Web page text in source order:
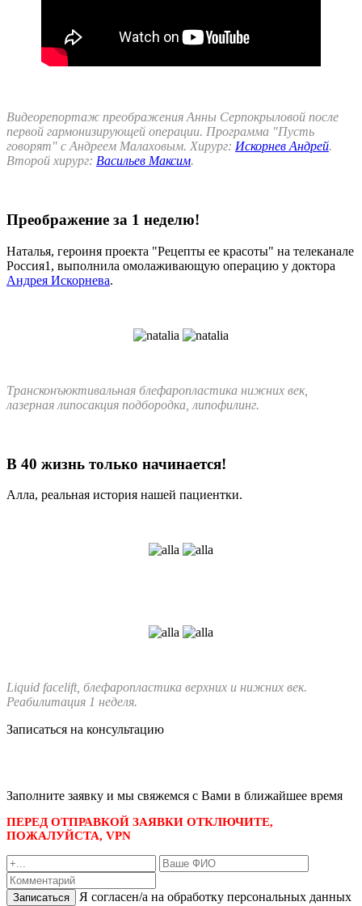
Видеорепортаж преображения Анны Серпокрыловой после
первой гармонизирующей операции. Программа "Пусть
говорят" с Андреем Малаховым. Хирург: Искорнев Андрей.
Второй хирург: Васильев Максим.
Преображение за 1 неделю!
Наталья, героиня проекта "Рецепты ее красоты" на телеканале
Россия1, выполнила омолаживающую операцию у доктора
Андрея Искорнева.
Трансконъюктивальная блефаропластика нижних век,
лазерная липосакция подбородка, липофилинг.
В 40 жизнь только начинается!
Алла, реальная история нашей пациентки.
Liquid facelift, блефаропластика верхних и нижних век.
Реабилитация 1 неделя.
Записаться на консультацию
Заполните заявку и мы свяжемся с Вами в ближайшее время
ПЕРЕД ОТПРАВКОЙ ЗАЯВКИ ОТКЛЮЧИТЕ,
ПОЖАЛУЙСТА, VPN
Записаться Я согласен/а на обработку персональных данных